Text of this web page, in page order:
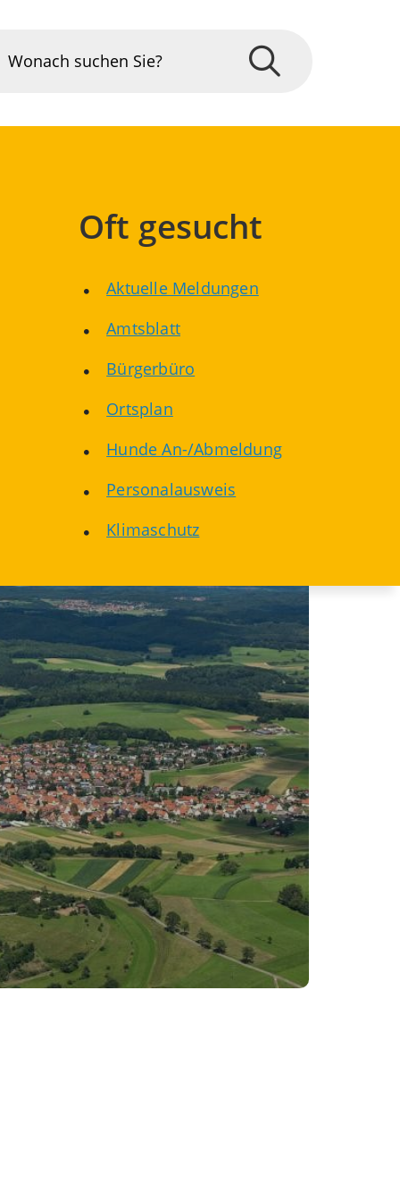
Oft gesucht
Aktuelle Meldungen
Amtsblatt
Bürgerbüro
Ortsplan
Hunde An-/Abmeldung
Personalausweis
Klimaschutz